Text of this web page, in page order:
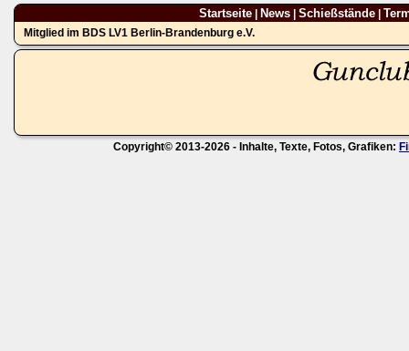
Startseite| News| Schießstände|
Mitglied im BDS LV1 Berlin-Brandenburg e.V.
Copyright© 2013-2026 - Inhalte, Texte, Fotos, Grafiken: